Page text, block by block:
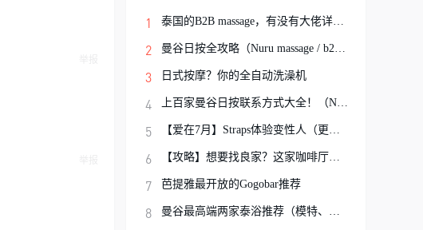
泰国的B2B massage，有没有大佬详细解说一
曼谷日按全攻略（Nuru massage / b2b按摩避
日式按摩？你的全自动洗澡机
上百家曼谷日按联系方式大全！（Nuru Massa
【爱在7月】Straps体验变性人（更新完结）
【攻略】想要找良家？这家咖啡厅你可以试试
芭提雅最开放的Gogobar推荐
曼谷最高端两家泰浴推荐（模特、网红、明星